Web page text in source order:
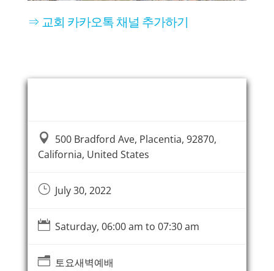
⇒ 교회 카카오톡 채널 추가하기
 500 Bradford Ave, Placentia, 92870,
California, United States
}July 30, 2022
 Saturday, 06:00 am to 07:30 am
n토요새벽예배